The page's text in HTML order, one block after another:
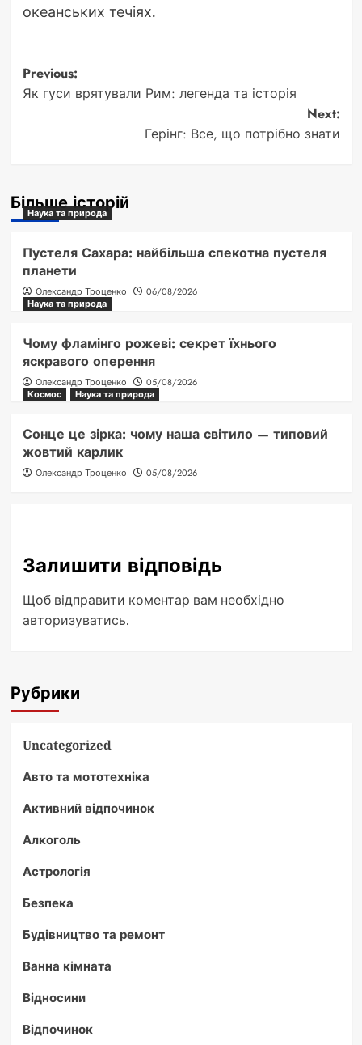
океанських течіях.
Post
navigation
Previous:
Як гуси врятували Рим: легенда та історія
Next:
Герінг: Все, що потрібно знати
Більше історій
Наука та природа
Пустеля Сахара: найбільша спекотна пустеля
планети
Олександр Троценко
06/08/2026
Наука та природа
Чому фламінго рожеві: секрет їхнього
яскравого оперення
Олександр Троценко
05/08/2026
Космос
Наука та природа
Сонце це зірка: чому наша світило — типовий
жовтий карлик
Олександр Троценко 05/08/2026
Залишити відповідь
Щоб відправити коментар вам необхідно
авторизуватись.
Рубрики
Uncategorized
Авто та мототехніка
Активний відпочинок
Алкоголь
Астрологія
Безпека
Будівництво та ремонт
Ванна кімната
Відносини
Відпочинок